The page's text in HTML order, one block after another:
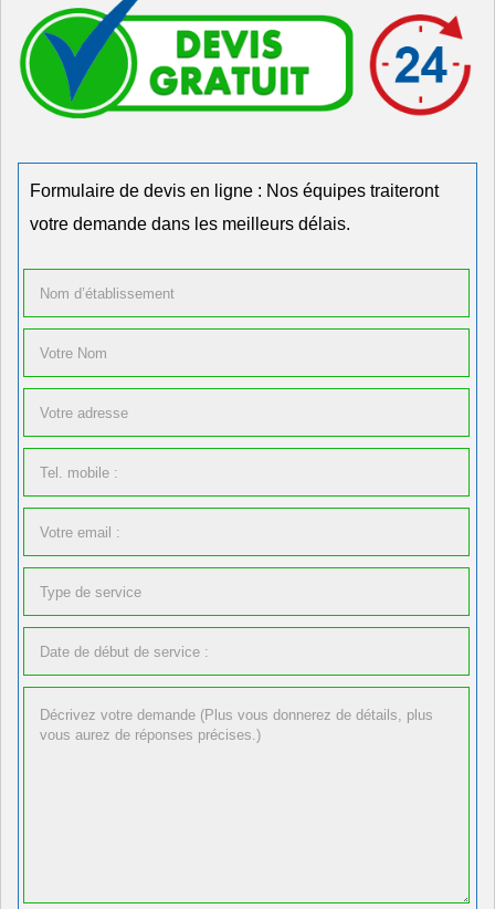
Formulaire de devis en ligne : Nos équipes traiteront
votre demande dans les meilleurs délais.